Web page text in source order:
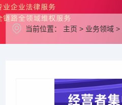
当前位置： 主页 > 业务领域 >